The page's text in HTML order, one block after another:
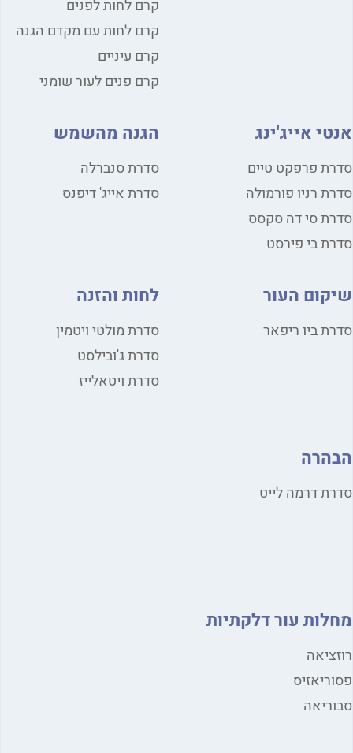
קרם לחות לפנים
קרם לחות עם מקדם הגנה
קרם עיניים
קרם פנים לעור שומני
אנטי אייג'ינג
סדרת פרפקט טיים
סדרת רניו פורמולה
סדרת סי דה סקסס
סדרת בי פירסט
שיקום העור
סדרת ביו ריפאר
הגנה מהשמש
סדרת סנברלה
סדרת אייג' דיפנס
לחות והזנה
סדרת מולטי ויטמין
סדרת ג'ובילסט
סדרת ויטאלייז
הבהרה
סדרת דרמה לייט
מחלות עור דלקתיות
רוזציאה
פסוריאזיס
סבוריאה